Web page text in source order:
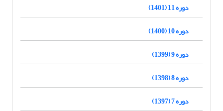
دوره 11 (1401)
دوره 10 (1400)
دوره 9 (1399)
دوره 8 (1398)
دوره 7 (1397)